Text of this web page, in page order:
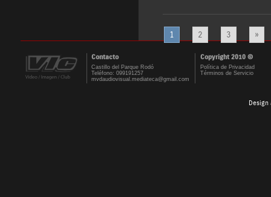
1 2 3 »
Contacto Copyright 2010 ©
Castillo del Parque Rodó
Teléfono: 099191257
mvdaudiovisual.mediateca@gmail.com
Política de Privacidad
Términos de Servicio